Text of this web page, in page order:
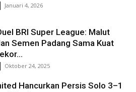
Januari 4, 2026
BRI Super League: Malut
Semen Padang Sama Kuat
Oktober 24, 2025
Hancurkan Persis Solo 3–1